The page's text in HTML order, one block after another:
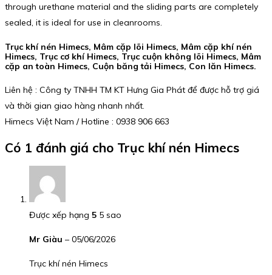
through urethane material and the sliding parts are completely
sealed, it is ideal for use in cleanrooms.
Trục khí nén Himecs, Mâm cặp lõi Himecs, Mâm cặp khí nén
Himecs, Trục cơ khí Himecs, Trục cuộn không lõi Himecs, Mâm
cặp an toàn Himecs, Cuộn băng tải Himecs, Con lăn Himecs.
Liên hệ : Công ty TNHH TM KT Hưng Gia Phát để được hỗ trợ giá
và thời gian giao hàng nhanh nhất.
Himecs Việt Nam / Hotline : 0938 906 663
Có 1 đánh giá cho Trục khí nén Himecs
Được xếp hạng 5 5 sao
Mr Giàu – 05/06/2026
Trục khí nén Himecs